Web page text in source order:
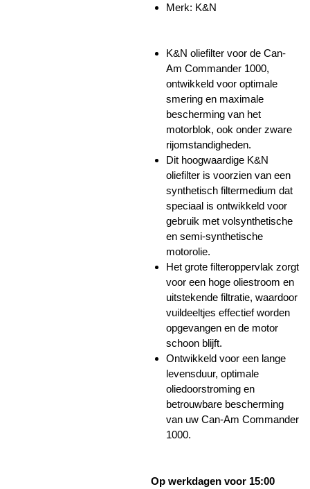
Merk: K&N
K&N oliefilter voor de Can-
Am Commander 1000,
ontwikkeld voor optimale
smering en maximale
bescherming van het
motorblok, ook onder zware
rijomstandigheden.
Dit hoogwaardige K&N
oliefilter is voorzien van een
synthetisch filtermedium dat
speciaal is ontwikkeld voor
gebruik met volsynthetische
en semi-synthetische
motorolie.
Het grote filteroppervlak zorgt
voor een hoge oliestroom en
uitstekende filtratie, waardoor
vuildeeltjes effectief worden
opgevangen en de motor
schoon blijft.
Ontwikkeld voor een lange
levensduur, optimale
oliedoorstroming en
betrouwbare bescherming
van uw Can-Am Commander
1000.
Op werkdagen voor 15:00